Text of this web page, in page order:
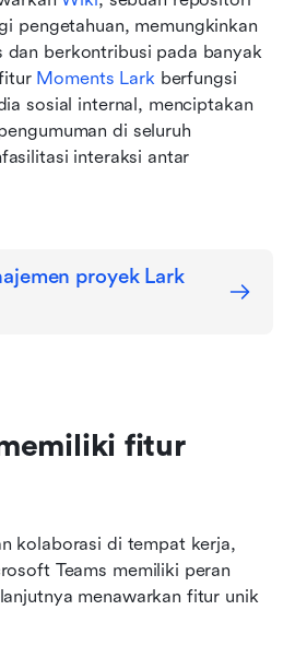
pengetahuan, memungkinkan
dan berkontribusi pada banyak
Moments Lark berfungsi
sosial internal, menciptakan
di seluruh
interaksi antar
proyek Lark
fitur
kolaborasi di tempat kerja,
Teams memiliki peran
menawarkan fitur unik